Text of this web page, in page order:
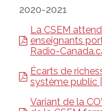
2020-2021
La CSEM
enseignants
Radio-
Écarts de
système public |
Variant de la